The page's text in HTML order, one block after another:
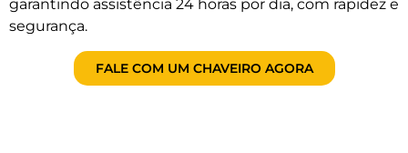
garantindo assistência 24 horas por dia, com rapidez e
segurança.
FALE COM UM CHAVEIRO AGORA